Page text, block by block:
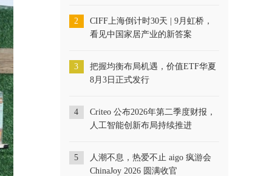
2
CIFF上海倒计时30天 | 9月虹桥，
看见中国家居产业的新答案
3
把握均衡布局机遇，价值ETF华夏
8月3日正式发行
4
Criteo 公布2026年第二季度财报，
人工智能创新布局持续推进
5
人潮不息，热爱不止 aigo 疯游会
ChinaJoy 2026 圆满收官